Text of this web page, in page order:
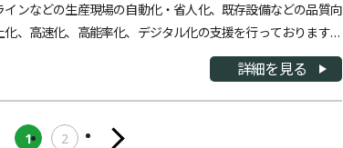
インなどの生産現場の自動化・省人化、既存設備などの品質向
化、高速化、高能率化、デジタル化の支援を行っております。
何から始めればよいか分からない」といった導入の悩みから、
動化の事例がないような工程などにおいても、構想検討から設
・製作まで一気通貫で支援できる強みを活かし、お客さまの課
解決を提案してまいります。
詳細を見る
1 2